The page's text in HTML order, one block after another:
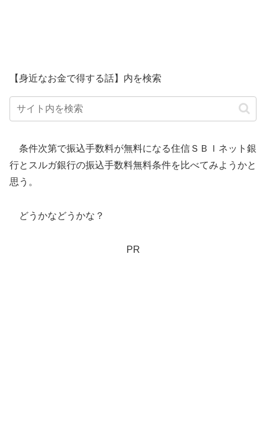
【身近なお金で得する話】内を検索
条件次第で振込手数料が無料になる住信ＳＢＩネット銀
行とスルガ銀行の振込手数料無料条件を比べてみようかと
思う。
どうかなどうかな？
PR